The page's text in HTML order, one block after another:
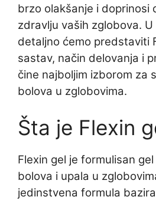
brzo olakšanje i doprinosi
zdravlju vaših zglobova.
detaljno ćemo predstaviti
sastav, način delovanja i
čine najboljim izborom za
bolova u zglobovima.
Šta je Flexin
Flexin gel je formulisan
bolova i upala u
jedinstvena formula